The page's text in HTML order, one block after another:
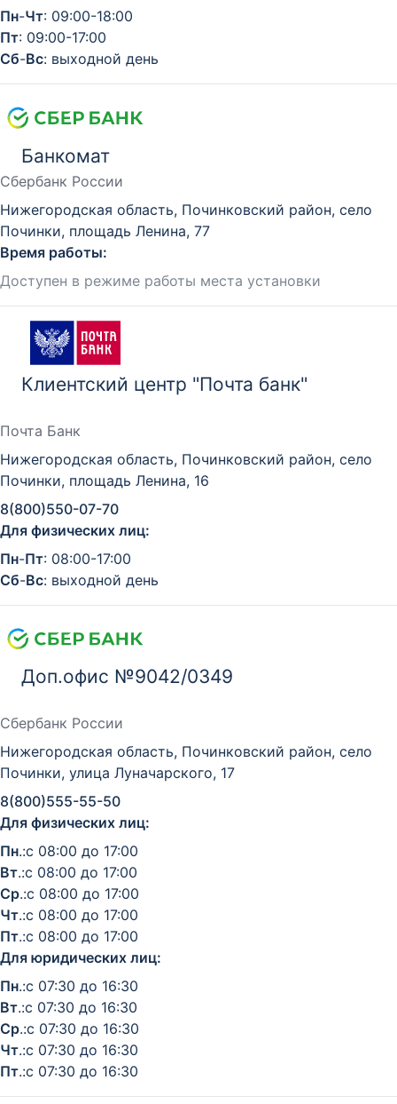
Пн-Чт: 09:00-18:00
Пт: 09:00-17:00
Сб-Вс: выходной день
Банкомат
Сбербанк России
Нижегородская область, Починковский район, село
Починки, площадь Ленина, 77
Время работы:
Доступен в режиме работы места установки
Клиентский центр "Почта банк"
Почта Банк
Нижегородская область, Починковский район, село
Починки, площадь Ленина, 16
8(800)550-07-70
Для физических лиц:
Пн-Пт: 08:00-17:00
Сб-Вс: выходной день
Доп.офис №9042/0349
Сбербанк России
Нижегородская область, Починковский район, село
Починки, улица Луначарского, 17
8(800)555-55-50
Для физических лиц:
Пн.:с 08:00 до 17:00
Вт.:с 08:00 до 17:00
Ср.:с 08:00 до 17:00
Чт.:с 08:00 до 17:00
Пт.:с 08:00 до 17:00
Для юридических лиц:
Пн.:с 07:30 до 16:30
Вт.:с 07:30 до 16:30
Ср.:с 07:30 до 16:30
Чт.:с 07:30 до 16:30
Пт.:с 07:30 до 16:30